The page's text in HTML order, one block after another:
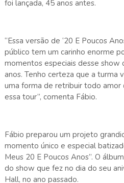
foi lançada, 45 anos antes.
“Essa versão de ‘20 E Poucos
público tem um carinho enorme
momentos especiais desse show
anos. Tenho certeza que a turma
uma forma de retribuir todo
essa tour”, comenta Fábio.
Fábio preparou um projeto
momento único e especial
Meus 20 E Poucos Anos”. O
do show que fez no dia do seu
Hall, no ano passado.